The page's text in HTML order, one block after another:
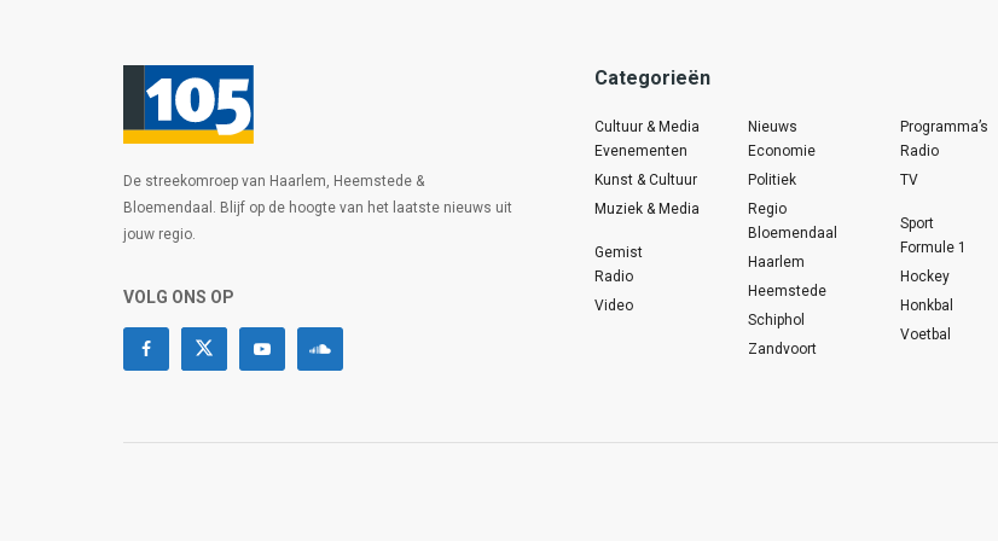
De streekomroep van Haarlem, Heemstede &
Bloemendaal. Blijf op de hoogte van het laatste nieuws uit
jouw regio.
VOLG ONS OP
Categorieën
Cultuur & Media
Evenementen
Kunst & Cultuur
Muziek & Media
Gemist
Radio
Video
Nieuws
Economie
Politiek
Regio
Bloemendaal
Haarlem
Heemstede
Schiphol
Zandvoort
Programma’s
Radio
TV
Sport
Formule 1
Hockey
Honkbal
Voetbal